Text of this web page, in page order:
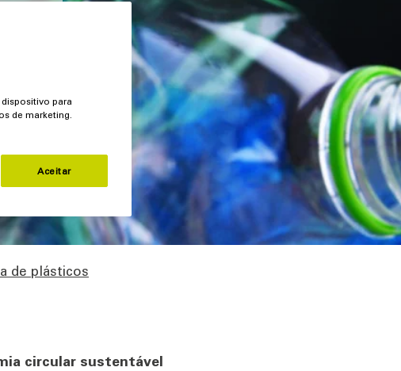
de plásticos
circular sustentável
para
de marketing.
Aceitar